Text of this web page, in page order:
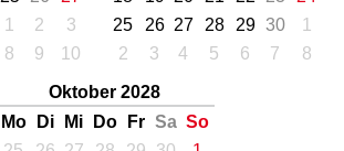
1 2
3
8 9 10
25
26 27 28 29 30
1
2
3 4 5 6 7 8
Oktober 2028
Mo
Di Mi Do Fr Sa So